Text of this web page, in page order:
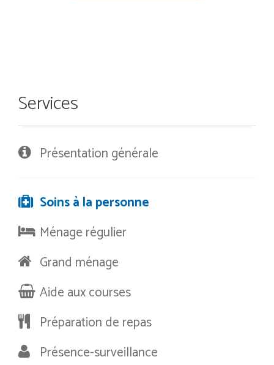
Services
Présentation générale
Soins à la personne
Ménage régulier
Grand ménage
Aide aux courses
Préparation de repas
Présence-surveillance